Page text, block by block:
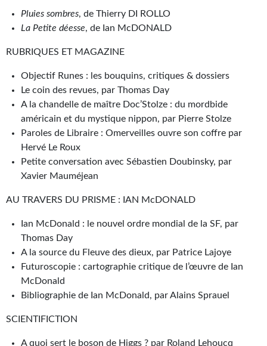
Journal d'un homme des bois
Nous contacter
F.A.Q.
Soumettre un manuscrit
Support technique
Pluies sombres, de Thierry DI ROLLO
La Petite déesse, de Ian McDONALD
RUBRIQUES ET MAGAZINE
Objectif Runes : les bouquins, critiques & dossiers
Le coin des revues, par Thomas Day
A la chandelle de maître Doc’Stolze : du mordbide
américain et du mystique nippon, par Pierre Stolze
Paroles de Libraire : Omerveilles ouvre son coffre par
Hervé Le Roux
Petite conversation avec Sébastien Doubinsky, par
Xavier Mauméjean
AU TRAVERS DU PRISME : IAN McDONALD
Ian McDonald : le nouvel ordre mondial de la SF, par
Thomas Day
A la source du Fleuve des dieux, par Patrice Lajoye
Futuroscopie : cartographie critique de l’œuvre de Ian
McDonald
Bibliographie de Ian McDonald, par Alains Sprauel
SCIENTIFICTION
A quoi sert le boson de Higgs ? par Roland Lehoucq